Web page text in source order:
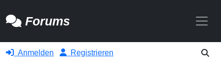
Forums
Anmelden Registrieren